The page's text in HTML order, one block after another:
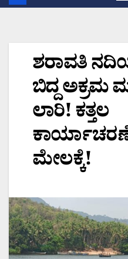
ಶರಾವತಿ
ಬಿದ್ದ ಅಕ್ರಮ
ಲಾರಿ! ಕತ್ತಲ
ಮೇಲಕ್ಕೆ!